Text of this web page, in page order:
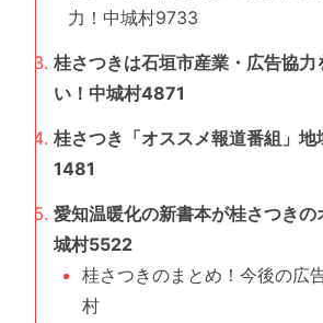
力！中城村9733
桂さつきは石垣市産業・広告協力
い！中城村4871
桂さつき「オススメ報道番組」地
1481
愛知温暖化の新書本が桂さつきの
城村5522
桂さつきのまとめ！今後の広
村